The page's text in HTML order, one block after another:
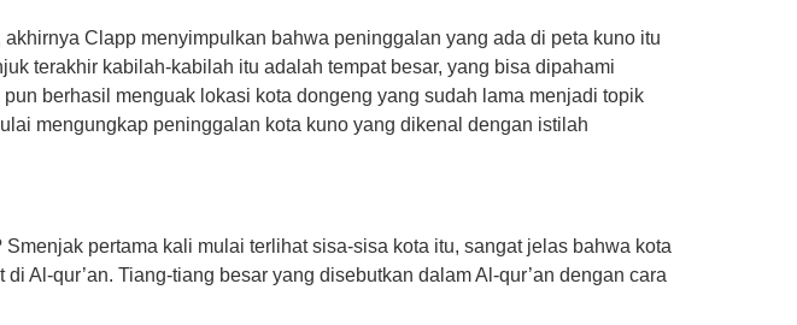
Clapp menyimpulkan bahwa peninggalan yang ada di peta kuno itu
terakhir kabilah-kabilah itu adalah tempat besar, yang bisa dipahami
berhasil menguak lokasi kota dongeng yang sudah lama menjadi topik
mengungkap peninggalan kota kuno yang dikenal dengan istilah
pertama kali mulai terlihat sisa-sisa kota itu, sangat jelas bahwa kota
Al-qur’an. Tiang-tiang besar yang disebutkan dalam Al-qur’an dengan cara